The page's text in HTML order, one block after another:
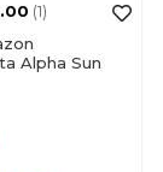
(1)
Alpha Sun